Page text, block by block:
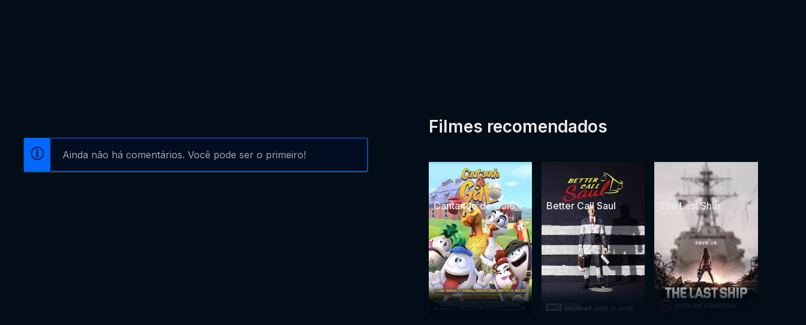
Ainda não há comentários. Você pode ser o primeiro!
Filmes recomendados
Cantando de Galo Better Call Saul The Last Ship